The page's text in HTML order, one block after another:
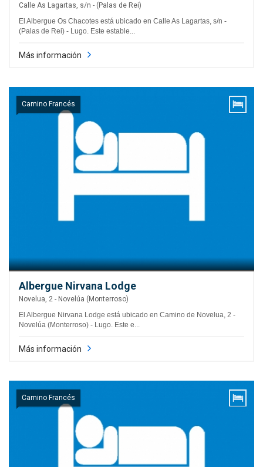
Calle As Lagartas, s/n - (Palas de Rei)
El Albergue Os Chacotes está ubicado en Calle As Lagartas, s/n -
(Palas de Rei) - Lugo. Este estable...
Más información
Camino Francés
Albergue Nirvana Lodge
Novelua, 2 - Novelúa (Monterroso)
El Albergue Nirvana Lodge está ubicado en Camino de Novelua, 2 -
Novelúa (Monterroso) - Lugo. Este e...
Más información
Camino Francés